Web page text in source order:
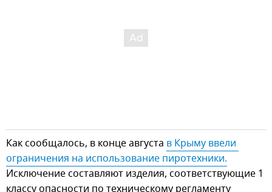
Как сообщалось, в конце августа в Крыму ввели
ограничения на использование пиротехники.
Исключение составляют изделия, соответствующие 1
классу опасности по техническому регламенту